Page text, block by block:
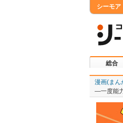
シーモア
総合
漫画(まん
―一度能